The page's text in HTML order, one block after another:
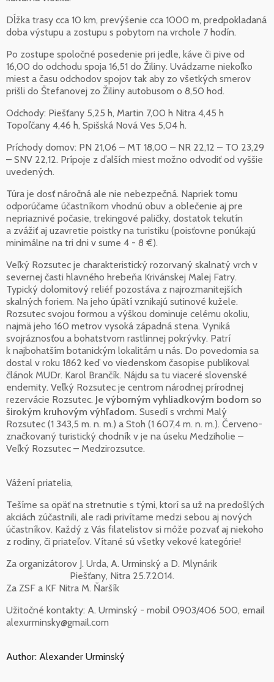
Dĺžka trasy cca 10 km, prevýšenie cca 1000 m, predpokladaná
doba výstupu a zostupu s pobytom na vrchole 7 hodín.
Po zostupe spoločné posedenie pri jedle, káve či pive od
16,00 do odchodu spoja 16,51 do Žiliny. Uvádzame niekoľko
miest a času odchodov spojov tak aby zo všetkých smerov
prišli do Štefanovej zo Žiliny autobusom o 8,50 hod.
Odchody: Piešťany 5,25 h, Martin 7,00 h Nitra 4,45 h
Topoľčany 4,46 h, Spišská Nová Ves 5,04 h.
Príchody domov: PN 21,06 – MT 18,00 – NR 22,12 – TO 23,29
– SNV 22,12. Prípoje z ďalších miest možno odvodiť od vyššie
uvedených.
Túra je dosť náročná ale nie nebezpečná. Napriek tomu
odporúčame účastníkom vhodnú obuv a oblečenie aj pre
nepriaznivé počasie, trekingové paličky, dostatok tekutín
a zvážiť aj uzavretie poistky na turistiku (poisťovne ponúkajú
minimálne na tri dni v sume 4 - 8 €).
Veľký Rozsutec je charakteristický rozorvaný skalnatý vrch v
severnej časti hlavného hrebeňa Krivánskej Malej Fatry.
Typický dolomitový reliéf pozostáva z najrozmanitejších
skalných foriem. Na jeho úpätí vznikajú sutinové kužele.
Rozsutec svojou formou a výškou dominuje celému okoliu,
najmä jeho 160 metrov vysoká západná stena. Vyniká
svojráznosťou a bohatstvom rastlinnej pokrývky. Patrí
k najbohatším botanickým lokalitám u nás. Do povedomia sa
dostal v roku 1862 keď vo viedenskom časopise publikoval
článok MUDr. Karol Brančík. Nájdu sa tu viaceré slovenské
endemity. Veľký Rozsutec je centrom národnej prírodnej
rezervácie Rozsutec. Je výborným vyhliadkovým bodom so
širokým kruhovým výhľadom. Susedí s vrchmi Malý
Rozsutec (1 343,5 m. n. m.) a Stoh (1 607,4 m. n. m.). Červeno-
značkovaný turistický chodník v je na úseku Medziholie –
Veľký Rozsutec – Medzirozsutce.
Vážení priatelia,
Tešíme sa opäť na stretnutie s tými, ktorí sa už na predošlých
akciách zúčastnili, ale radi privítame medzi sebou aj nových
účastníkov. Každý z Vás filatelistov si môže pozvať aj niekoho
z rodiny, či priateľov. Vítané sú všetky vekové kategórie!
Za organizátorov J. Urda, A. Urminský a D. Mlynárik
Piešťany, Nitra 25.7.2014.
Za ZSF a KF Nitra M. Ňaršík
Užitočné kontakty: A. Urminský - mobil 0903/406 500, email
alexurminsky@gmail.com
Author: Alexander Urminský